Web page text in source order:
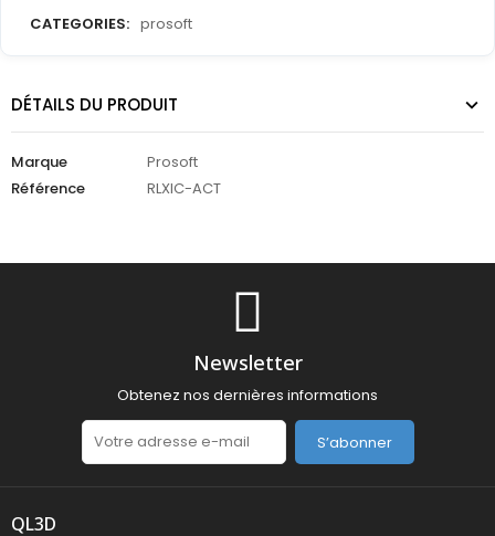
CATEGORIES: prosoft
DÉTAILS DU PRODUIT
Marque
Prosoft
Référence
RLXIC-ACT
Newsletter
Obtenez nos dernières informations
S’abonner
QL3D